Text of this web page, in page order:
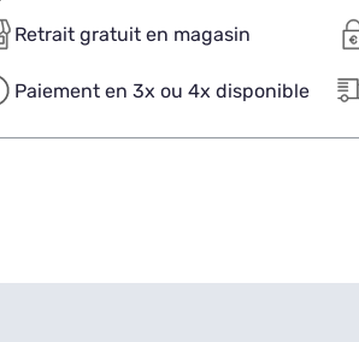
Retrait gratuit en magasin
Paiement en 3x ou 4x disponible